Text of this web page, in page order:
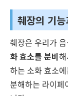
췌장의 기
췌장은 우리가
화 효소를 분비
하는 소화 효소
분해하는 라이페